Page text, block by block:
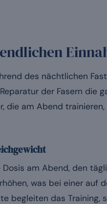
des nächtlichen
der Fasern die
die am Abend
am Abend, den
was bei einer auf
begleiten das Training,